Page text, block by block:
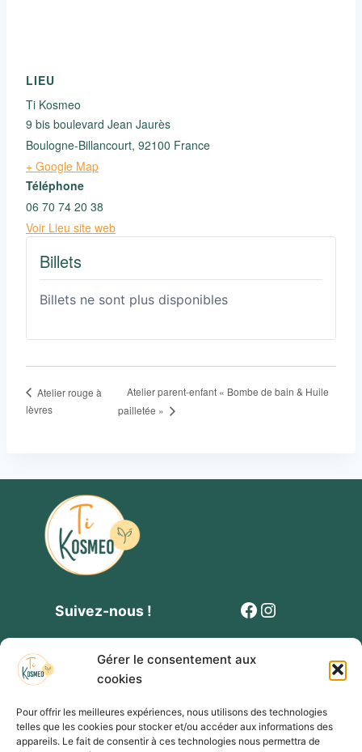
Gérer le consentement aux
cookies
Pour offrir les meilleures expériences, nous utilisons des technologies
telles que les cookies pour stocker et/ou accéder aux informations des
appareils. Le fait de consentir à ces technologies nous permettra de
LIEU
Ti Kosmeo
9 bis boulevard Jean Jaurès
Boulogne-Billancourt, 92100 France
+ Google Map
Téléphone
06 70 74 20 38
Voir Lieu site web
Billets
Billets ne sont plus disponibles
Atelier rouge à
lèvres
Atelier parent-enfant « Bombe de bain & Huile
pailletée »
Suivez-nous ! Facebook
Instagram
Contact Politique de cookies Mentions légales